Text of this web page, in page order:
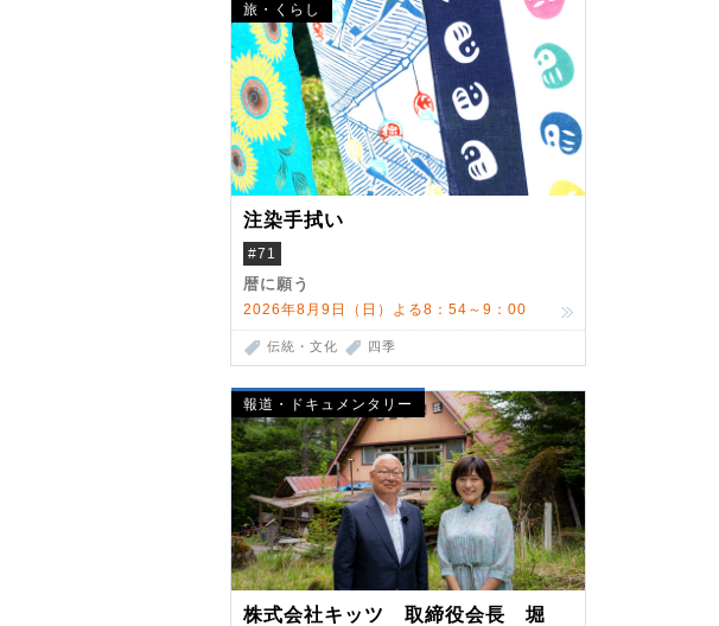
旅・くらし
注染手拭い
#71
暦に願う
2026年8月9日（日）よる8：54～9：00
伝統・文化 四季
報道・ドキュメンタリー
株式会社キッツ 取締役会長 堀